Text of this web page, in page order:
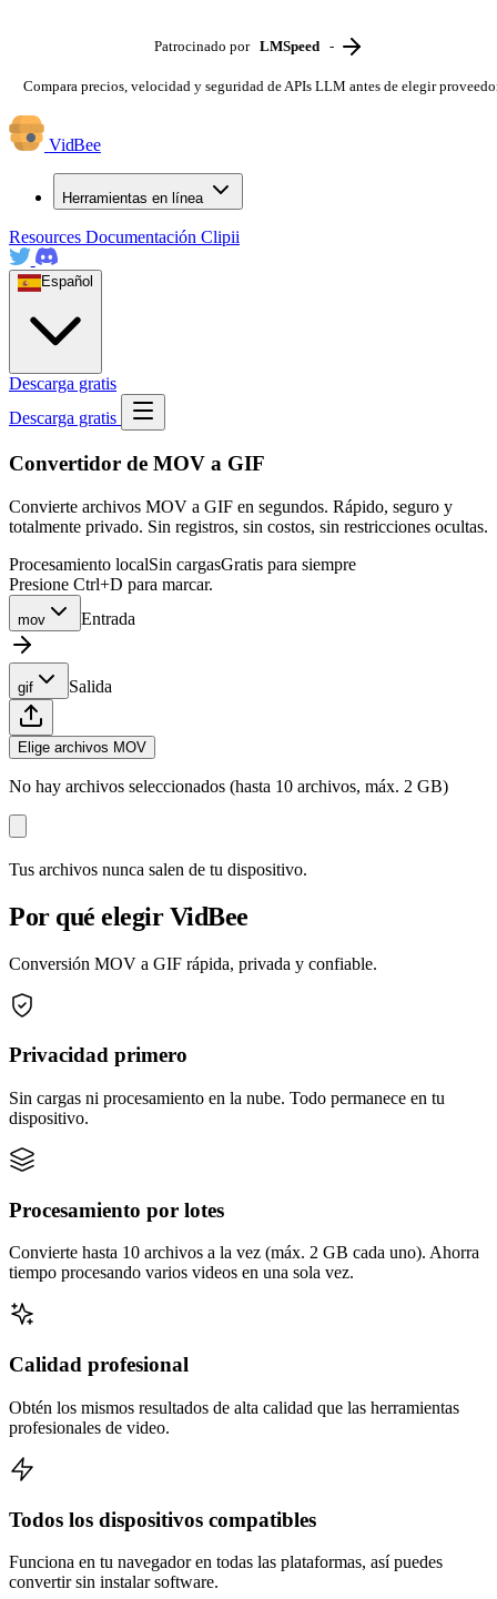
Patrocinado por LMSpeed -
Compara precios, velocidad y seguridad de APIs LLM antes de elegir
VidBee
Herramientas en línea
Resources Documentación Clipii
Español
Descarga gratis
Descarga gratis
Convertidor de MOV a GIF
Convierte archivos MOV a GIF en segundos. Rápido, seguro y
totalmente privado. Sin registros, sin costos, sin restricciones ocultas.
Procesamiento localSin cargasGratis para siempre
Presione Ctrl+D para marcar.
mov Entrada
gif Salida
Elige archivos MOV
No hay archivos seleccionados (hasta 10 archivos, máx. 2 GB)
Tus archivos nunca salen de tu dispositivo.
Por qué elegir VidBee
Conversión MOV a GIF rápida, privada y confiable.
Privacidad primero
Sin cargas ni procesamiento en la nube. Todo permanece en tu
dispositivo.
Procesamiento por lotes
Convierte hasta 10 archivos a la vez (máx. 2 GB cada uno). Ahorra
tiempo procesando varios videos en una sola vez.
Calidad profesional
Obtén los mismos resultados de alta calidad que las herramientas
profesionales de video.
Todos los dispositivos compatibles
Funciona en tu navegador en todas las plataformas, así puedes
convertir sin instalar software.